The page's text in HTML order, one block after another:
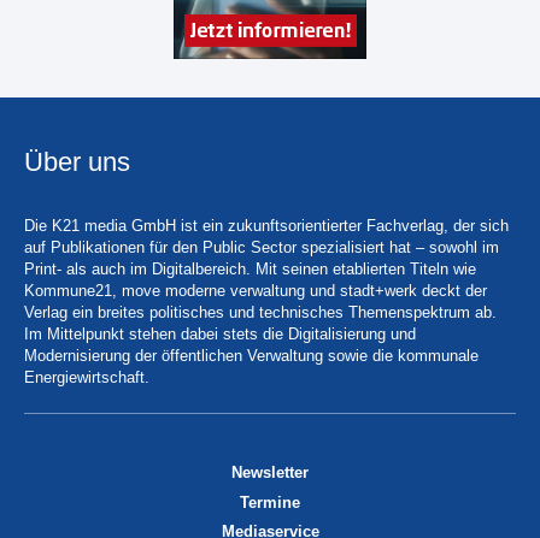
Über uns
Die K21 media GmbH ist ein zukunftsorientierter Fachverlag, der sich
auf Publikationen für den Public Sector spezialisiert hat – sowohl im
Print- als auch im Digitalbereich. Mit seinen etablierten Titeln wie
Kommune21, move moderne verwaltung und stadt+werk deckt der
Verlag ein breites politisches und technisches Themenspektrum ab.
Im Mittelpunkt stehen dabei stets die Digitalisierung und
Modernisierung der öffentlichen Verwaltung sowie die kommunale
Energiewirtschaft.
Newsletter
Termine
Mediaservice